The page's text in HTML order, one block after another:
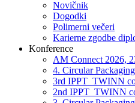
Novičnik
Dogodki
Polimerni večeri
Karierne zgodbe
Konference
AM Connect 2026,
4. Circular
3rd IPPT_TWINN
2nd IPPT_TWINN